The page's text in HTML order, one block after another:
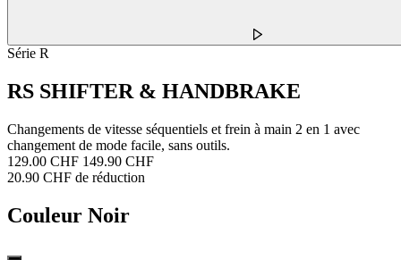
Série R
RS SHIFTER & HANDBRAKE
Changements de vitesse séquentiels et frein à main 2 en 1 avec
changement de mode facile, sans outils.
129.00 CHF 149.90 CHF
20.90 CHF de réduction
Couleur Noir